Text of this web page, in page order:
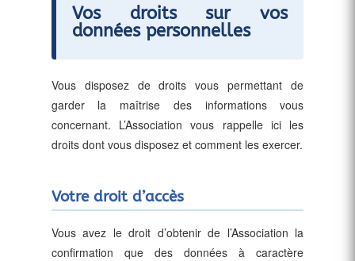
Vos droits sur vos
données personnelles
Vous disposez de droits vous permettant de
garder la maîtrise des informations vous
concernant. L’Association vous rappelle ici les
droits dont vous disposez et comment les exercer.
Votre droit d’accès
Vous avez le droit d’obtenir de l’Association la
confirmation que des données à caractère